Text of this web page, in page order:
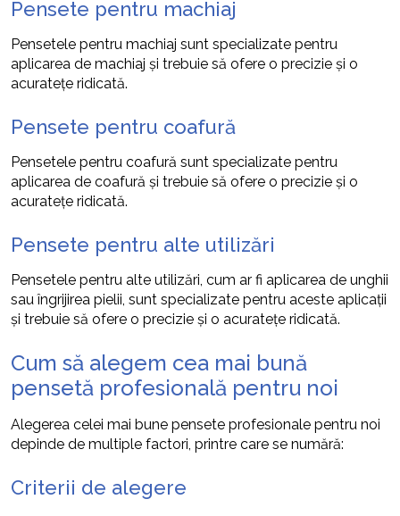
Pensete pentru machiaj
Pensetele pentru machiaj sunt specializate pentru
aplicarea de machiaj și trebuie să ofere o precizie și o
acuratețe ridicată.
Pensete pentru coafură
Pensetele pentru coafură sunt specializate pentru
aplicarea de coafură și trebuie să ofere o precizie și o
acuratețe ridicată.
Pensete pentru alte utilizări
Pensetele pentru alte utilizări, cum ar fi aplicarea de unghii
sau îngrijirea pielii, sunt specializate pentru aceste aplicații
și trebuie să ofere o precizie și o acuratețe ridicată.
Cum să alegem cea mai bună
pensetă profesională pentru noi
Alegerea celei mai bune pensete profesionale pentru noi
depinde de multiple factori, printre care se numără:
Criterii de alegere